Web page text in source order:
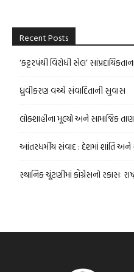
Recent Posts
‘કટ્ટરપંથી વિરોધી સેલ’
ધ્રુવીકરણ વચ્ચે સંવાદિતાની સુવાસ
લોકશાહીના મૂલ્યો અને સામાજિક
આંતરધર્મીય સંવાદ : દેશમાં શાંતિ અને
સ્થાનિક ચૂંટણીમાં કોંગ્રેસનો રકાસઃ